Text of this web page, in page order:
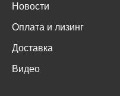
Новости
Оплата и лизинг
Доставка
Видео